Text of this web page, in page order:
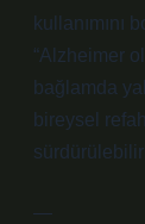
kullanımını
“Alzheimer
bağlamda
bireysel
—